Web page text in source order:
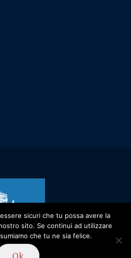
di Alessandria - 2019
sicuri che tu possa avere la
sito. Se continui ad utilizzare
che tu ne sia felice.
Ok